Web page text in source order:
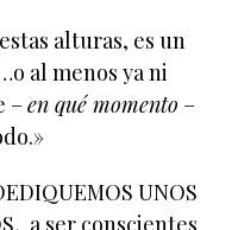
alturas, es un
al menos ya ni
–en qué momento –
UNOS
a ser conscientes